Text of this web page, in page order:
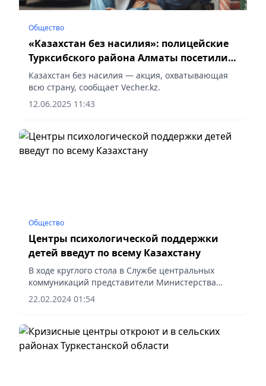
Общество
«Казахстан без насилия»: полицейские
Турксибского района Алматы посетили
кризисные центры
Казахстан без насилия — акция, охватывающая
всю страну, сообщает Vecher.kz.
12.06.2025 11:43
Общество
Центры психологической поддержки
детей введут по всему Казахстану
В ходе круглого стола в Службе центральных
коммуникаций представители Министерства
просвещения РК подчеркнули важность
обеспечения психологической безопасности для
22.02.2024 01:54